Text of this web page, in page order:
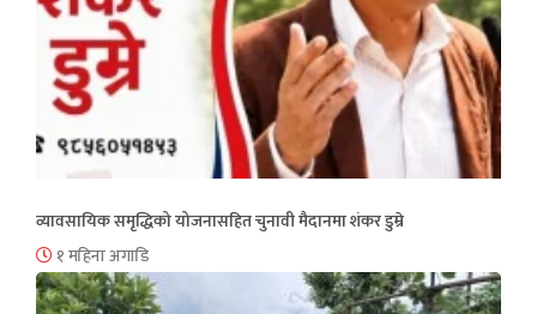
व्यावसायिक समृद्धिको योजनासहित चुनावी मैदानमा शंकर डुम्रे
१ महिना अगाडि